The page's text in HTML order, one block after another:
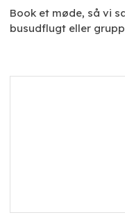
​Book et møde, så vi
busudflugt eller